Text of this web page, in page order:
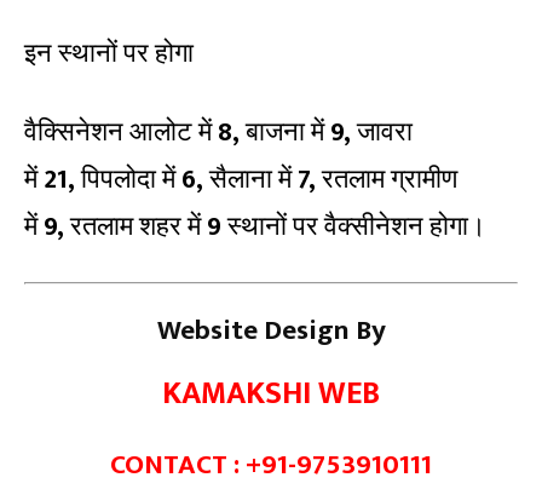
इन स्थानों पर होगा
वैक्सिनेशन आलोट में8,बाजना में9,जावरा
में21,पिपलोदा में6,सैलाना में7,रतलाम ग्रामीण
में9,रतलाम शहर में9स्थानों पर वैक्सीनेशन होगा।
Website Design By
KAMAKSHI WEB
CONTACT : +91-9753910111